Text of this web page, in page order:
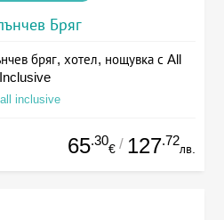
Бряг
бряг, хотел, нощувка с All
Inclusive
inclusive
65.30
€ / 127.72
лв.